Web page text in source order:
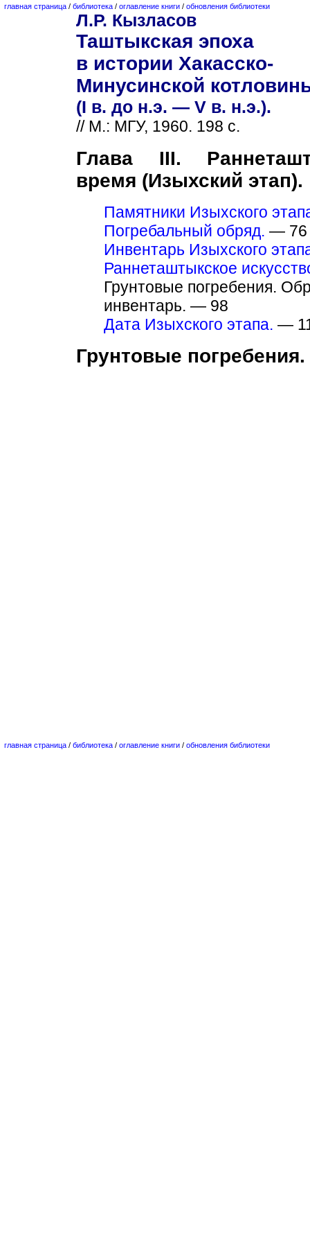
главная страница / библиотека / оглавление книги / обновления библиотеки
Л.Р. Кызласов
Таштыкская эпоха
в истории Хакасско-
Минусинской
(I в. до н.э. — V в. н.э.).
// М.: МГУ, 1960. 198 с.
Глава III.
время (Изыхский этап).
Памятники Изыхского
Погребальный обряд. — 76
Инвентарь Изыхского
Раннеташтыкское
Грунтовые погребения.
инвентарь. — 98
Дата Изыхского этапа. —
Грунтовые
главная страница / библиотека / оглавление книги / обновления библиотеки